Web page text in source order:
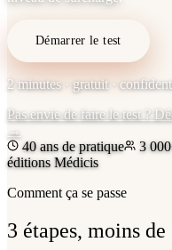
Démarrer le test
2 minutes · gratuit ·
Pas envie de faire le test ?
→
40 ans de pratique
3
éditions Médicis
Comment ça se passe
3 étapes, moins